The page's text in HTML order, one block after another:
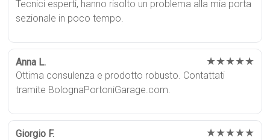
Tecnici esperti, hanno risolto un problema alla mia porta
sezionale in poco tempo.
Anna L. ★★★★★
Ottima consulenza e prodotto robusto. Contattati
tramite BolognaPortoniGarage.com.
Giorgio F. ★★★★★